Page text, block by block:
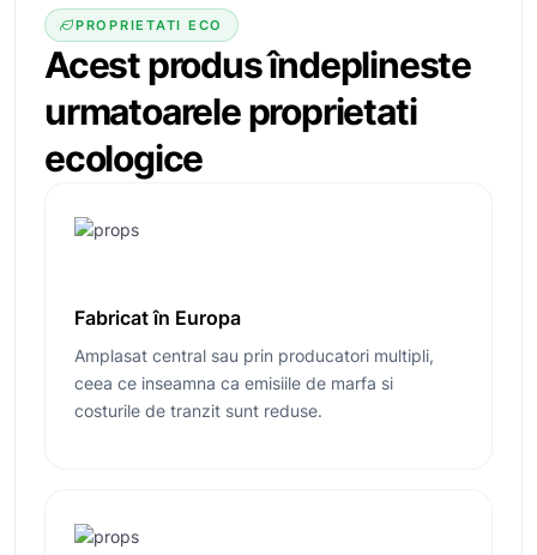
PROPRIETATI ECO
Acest produs îndeplineste
urmatoareleproprietati
ecologice
Fabricat în Europa
Amplasat central sau prin producatori multipli,
ceea ce inseamna ca emisiile de marfa si
costurile de tranzit sunt reduse.